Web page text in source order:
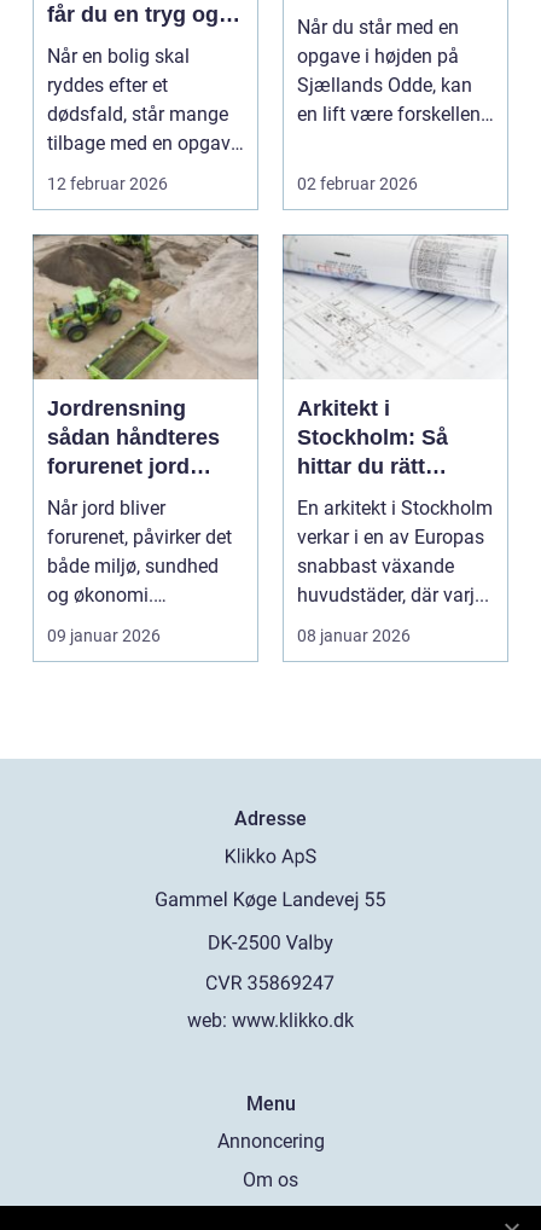
får du en tryg og
effektiv proces
Når en bolig skal
ryddes efter et
dødsfald, står mange
tilbage med en opgave,
der både er praktisk k...
12 februar 2026
Når du står med en
opgave i højden på
Sjællands Odde, kan
en lift være forskellen
02 februar 2026
Jordrensning
sådan håndteres
forurenet jord
ansvarligt
Når jord bliver
forurenet, påvirker det
både miljø, sundhed
og økonomi.
Virksomheder,
kommuner og by...
09 januar 2026
Arkitekt i
Stockholm: Så
hittar du rätt
arkitekt för
hållbara och
tidlösa projekt
En arkitekt i Stockholm
verkar i en av Europas
snabbast växande
huvudstäder, där varj...
08 januar 2026
Adresse
web: www.klikko.dk
Menu
Annoncering
Om os